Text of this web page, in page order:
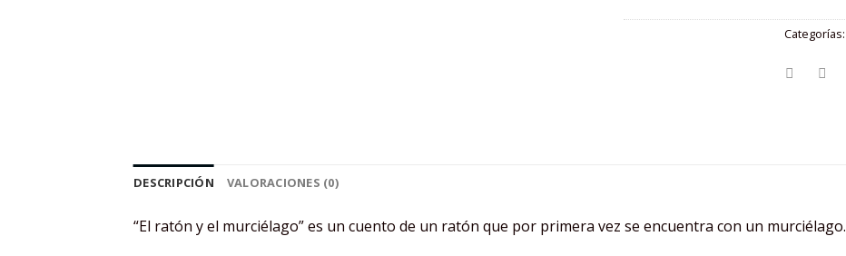
Categorías:
DESCRIPCIÓN VALORACIONES (0)
“El ratón y el murciélago” es un cuento de un ratón que por primera vez se encuentra con un murciélago.